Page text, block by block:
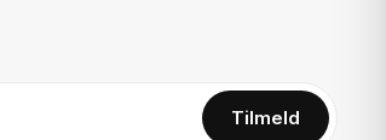
Tilmeld